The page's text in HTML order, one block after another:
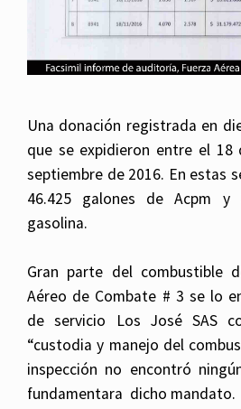
Una donación registrada en
que se expidieron entre el
septiembre de 2016. En estas
46.425 galones de Acpm y
gasolina.
Gran parte del combustible
Aéreo de Combate # 3 se lo
de servicio Los José SAS
“custodia y manejo del
inspección no encontró
fundamentara dicho mandato.